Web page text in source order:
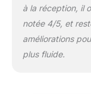
à la réception, il
notée 4/5, et
améliorations
plus fluide.